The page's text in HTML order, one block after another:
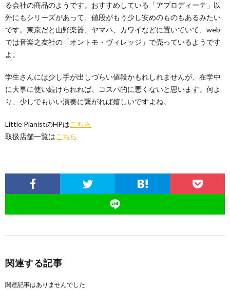
る会社の商品のようです。おすすめしている「アプロディーテ」以
外にもシリーズがあって、値段がもう少し安めのものもあるみたい
です。東京だと山野楽器、ヤマハ、カワイなどに置いていて、web
では音楽之友社の「オントモ・ヴィレッジ」で売っているようです
よ。
学生さんには少し手が出しづらい値段かもれしれませんが、在学中
に大事に使い続けられれば、コスパ的に悪くないと思います。何よ
り、少しでもいい演奏に繋がれば嬉しいですよね。
Little PianistのHPはこちら
取扱店舗一覧はこちら
関連する記事
関連記事はありませんでした